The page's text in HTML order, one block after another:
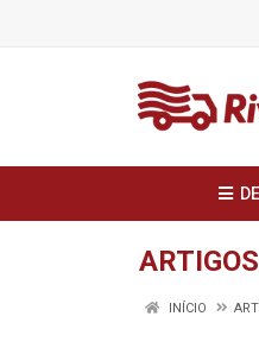
INÍCIO